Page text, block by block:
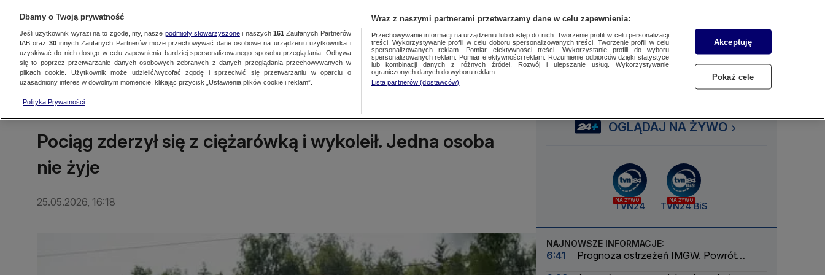
SUBSKRYBUJ
SzukajZaloguj się
Oglądaj TVN24NajnowszeFaktyŚwiat PolskaRegionalne Więcej CzytajSłuchaj
Pociąg zderzył się z ciężarówką i wykoleił. Jedna osoba
nie żyje
25.05.2026, 16:18
OGLĄDAJ NA ŻYWO
NA ŻYWO
TVN24
NA ŻYWO
TVN24 BiS
NAJNOWSZE INFORMACJE:
6:41
Prognoza ostrzeżeń IMGW. Powrót
Dbamy o Twoją prywatność
Jeśli użytkownik wyrazi na to zgodę, my, nasze podmioty stowarzyszonei naszych 161 Zaufanych Partnerów
IAB oraz 30innych Zaufanych Partnerów może przechowywać dane osobowe na urządzeniu użytkownika i
uzyskiwać do nich dostęp w celu zapewnienia bardziej spersonalizowanego sposobu przeglądania. Odbywa
się to poprzez przetwarzanie danych osobowych zebranych z danych przeglądania przechowywanych w
plikach cookie. Użytkownik może udzielić/wycofać zgodę i sprzeciwić się przetwarzaniu w oparciu o
uzasadniony interes w dowolnym momencie, klikając przycisk „Ustawienia plików cookie i reklam”.
Polityka Prywatności
Wraz z naszymi partnerami przetwarzamy dane w celu zapewnienia:
Przechowywanie informacji na urządzeniu lub dostęp do nich. Tworzenie profili w celu personalizacji
treści. Wykorzystywanie profili w celu doboru spersonalizowanych treści. Tworzenie profili w celu
spersonalizowanych reklam. Pomiar efektywności treści. Wykorzystanie profili do wyboru
spersonalizowanych reklam. Pomiar efektywności reklam. Rozumienie odbiorców dzięki statystyce
lub kombinacji danych z różnych źródeł. Rozwój i ulepszanie usług. Wykorzystywanie
ograniczonych danych do wyboru reklam.
Lista partnerów (dostawców)
Akceptuję
Pokaż cele